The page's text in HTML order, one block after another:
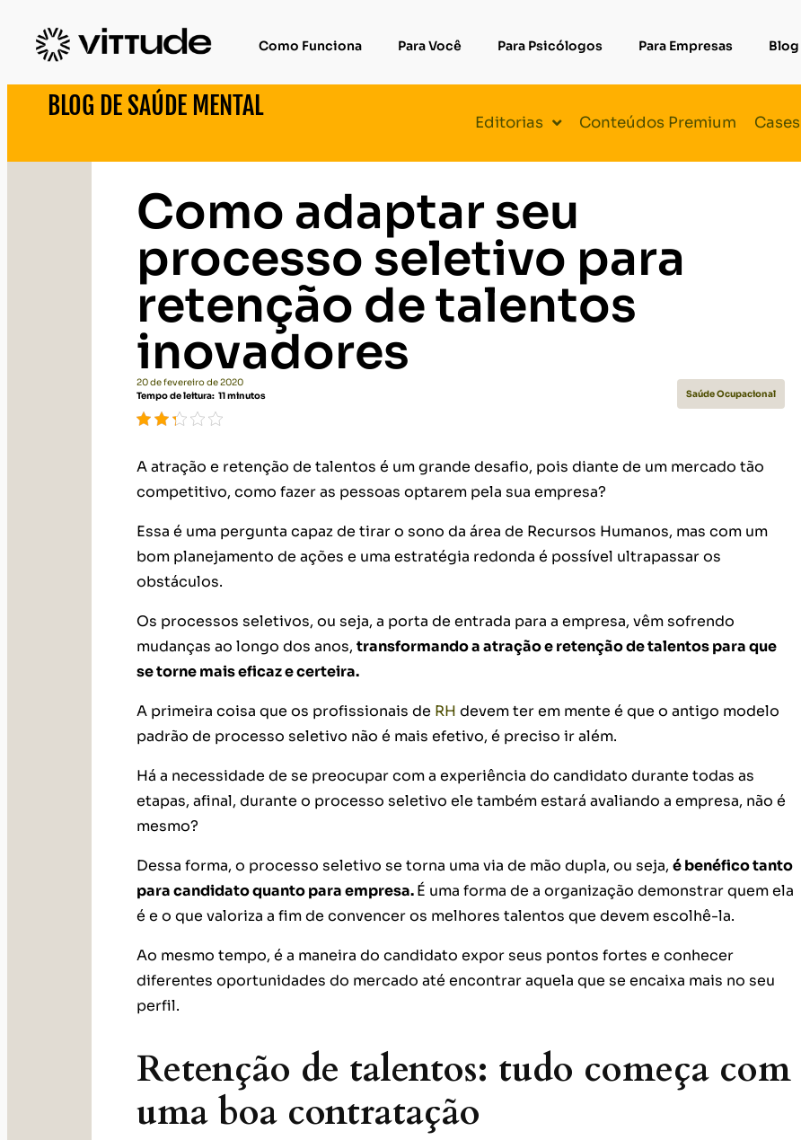
Como Funciona Para Você Para Psicólogos Para Empresas Blog
BLOG DE SAÚDE MENTAL
Editorias Conteúdos Premium Cases
Como adaptar seu
processo seletivo para
retenção de talentos
inovadores
20 de fevereiro de 2020
Tempo de leitura: 11minutos Saúde Ocupacional
A atração e retenção de talentos é um grande desafio, pois diante de um mercado tão
competitivo, como fazer as pessoas optarem pela sua empresa?
Essa é uma pergunta capaz de tirar o sono da área de Recursos Humanos, mas com um
bom planejamento de ações e uma estratégia redonda é possível ultrapassar os
obstáculos.
Os processos seletivos, ou seja, a porta de entrada para a empresa, vêm sofrendo
mudanças ao longo dos anos, transformando a atração e retenção de talentos para que
se torne mais eficaz e certeira.
A primeira coisa que os profissionais de RH devem ter em mente é que o antigo modelo
padrão de processo seletivo não é mais efetivo, é preciso ir além.
Há a necessidade de se preocupar com a experiência do candidato durante todas as
etapas, afinal, durante o processo seletivo ele também estará avaliando a empresa, não é
mesmo?
Dessa forma, o processo seletivo se torna uma via de mão dupla, ou seja, é benéfico tanto
para candidato quanto para empresa.É uma forma de a organização demonstrar quem ela
é e o que valoriza a fim de convencer os melhores talentos que devem escolhê-la.
Ao mesmo tempo, é a maneira do candidato expor seus pontos fortes e conhecer
diferentes oportunidades do mercado até encontrar aquela que se encaixa mais no seu
perfil.
Retenção de talentos: tudo começa com
uma boa contratação